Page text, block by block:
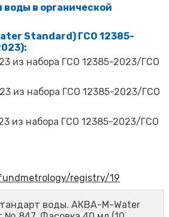
в органической
Standard) ГСО 12385-
из набора ГСО 12385-2023/ГСО
из набора ГСО 12385-2023/ГСО
из набора ГСО 12385-2023/ГСО
registry/19
воды. АКВА-М-Water